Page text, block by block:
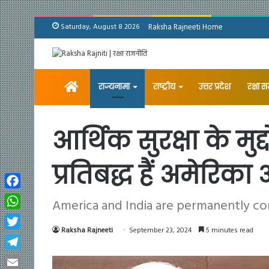
Saturday, August 8 2026 Raksha Rajneeti Home
Homeराज्यनामा राष्ट्रीय उत्तर प्रदेश रक्षा
आर्थिक सुरक्षा के
प्रतिबद्ध हैं
America and India are permanently
Raksha Rajneeti September 23, 2024 5 minutes read
Facebook
WhatsApp
Twitter
Telegram